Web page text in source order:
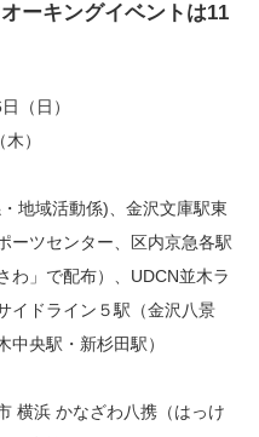
ーキングイベントは11
（日）
）
地域活動係)、金沢文庫駅東
ーツセンター、区内京急各駅
わ」で配布）、UDCN並木ラ
イドライン５駅（金沢八景
央駅・新杉田駅）
横浜 かなざわ八携（はっけ